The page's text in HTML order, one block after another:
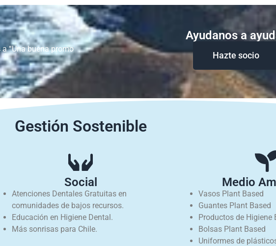
“Una buena promo
Ayudanos a
Hazte socio
Gestión Sostenible
Social
Atenciones Dentales Gratuitas en
comunidades de bajos recursos.
Educación en Higiene Dental.
Más sonrisas para Chile.
Medio
Vasos Plant Based
Guantes Plant Based
Productos de Higiene
Bolsas Plant Based
Uniformes de